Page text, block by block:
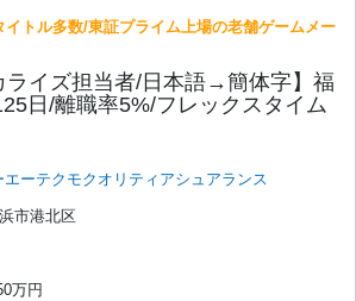
イトル多数/東証プライム上場の老舗ゲームメー
ライズ担当者/日本語→簡体字】福
日/離職率5%/フレックスタイム
ーテクモクオリティアシュアランス
市港北区
万円